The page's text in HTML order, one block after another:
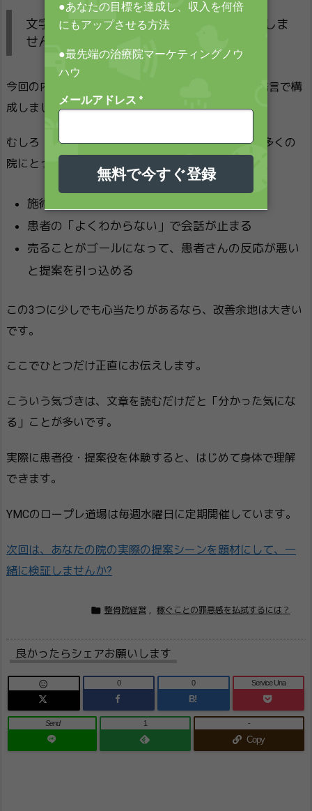
文字だけで分かった気にならず、次は体験しま
せんか?
今回の内容は、Zoomのロープレ道場で実際に出た発言で構
成しました。派手な成功談ではありません。
むしろ「あるある」の失速場面です。だからこそ、多くの
院にとって実用的です。
施術者が90%以上しゃべってしまう
患者の「よくわからない」で会話が止まる
売ることがゴールになって、患者さんの反応が悪い
と提案を引っ込める
この3つに少しでも心当たりがあるなら、改善余地は大きい
です。
ここでひとつだけ正直にお伝えします。
こういう気づきは、文章を読むだけだと「分かった気にな
る」ことが多いです。
実際に患者役・提案役を体験すると、はじめて身体で理解
できます。
YMCのロープレ道場は毎週水曜日に定期開催しています。
次回は、あなたの院の実際の提案シーンを題材にして、一
緒に検証しませんか?
 整骨院経営 稼ぐことの罪悪感を払拭するには？
良かったらシェアお願いします
 0
B!
0 Service Una
Send 1
Copy
-